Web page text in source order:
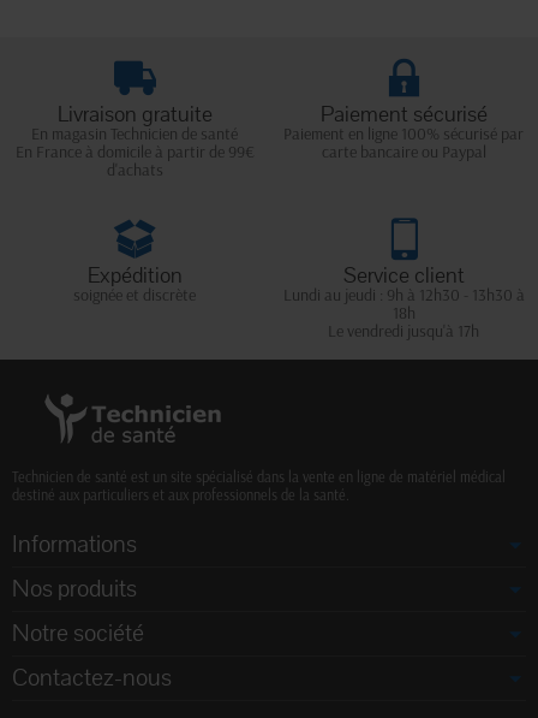
Livraison gratuite
En magasin Technicien de santé
En France à domicile à partir de 99€
d'achats
Paiement sécurisé
Paiement en ligne 100% sécurisé par
carte bancaire ou Paypal
Expédition
soignée et discrète
Service client
Lundi au jeudi : 9h à 12h30 - 13h30 à
18h
Le vendredi jusqu'à 17h
Technicien de santé est un site spécialisé dans la vente en ligne de matériel médical
destiné aux particuliers et aux professionnels de la santé.
Informations
Nos produits
Notre société
Contactez-nous